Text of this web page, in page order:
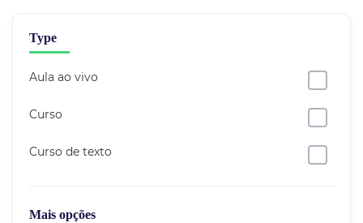
Type
Aula ao vivo
Curso
Curso de texto
Mais opções